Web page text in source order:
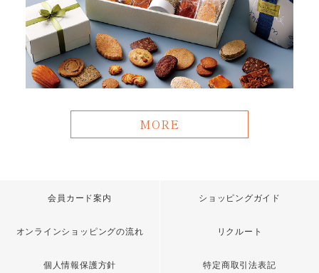
MORE
会員カード案内 ショッピングガイド
オンラインショッピングの流れ リクルート
個人情報保護方針 特定商取引法表記